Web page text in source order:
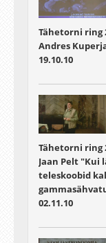
Tähetorni ring
Andres
19.10.10
Tähetorni ring
Jaan Pelt "Kui
teleskoobid
02.11.10